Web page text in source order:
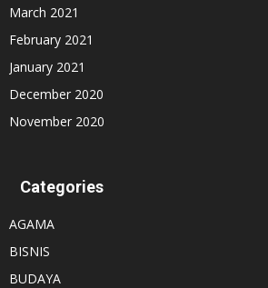
March 2021
February 2021
January 2021
December 2020
November 2020
Categories
AGAMA
BISNIS
BUDAYA